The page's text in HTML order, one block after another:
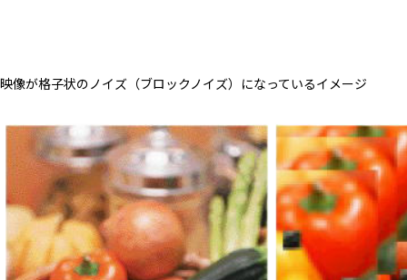
映像が格子状のノイズ（ブロックノイズ）になっているイメージ